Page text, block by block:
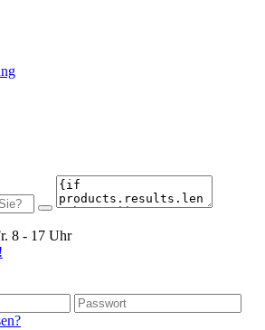
8 - 17 Uhr